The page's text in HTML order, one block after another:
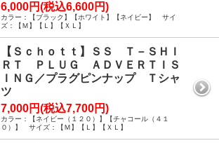
6,000円(税込6,600円)
カラー：【ブラック】【ホワイト】【ネイビー】 サイ
ズ：【Ｍ】【Ｌ】【ＸＬ】
【Ｓｃｈｏｔｔ】ＳＳ Ｔ－ＳＨＩ
ＲＴ ＰＬＵＧ ＡＤＶＥＲＴＩＳ
ＩＮＧ／プラグピンナップ Ｔシャ
ツ
7,000円(税込7,700円)
カラー：【ネイビー（１２０）】【チャコール（４１
０）】 サイズ：【Ｍ】【Ｌ】【ＸＬ】